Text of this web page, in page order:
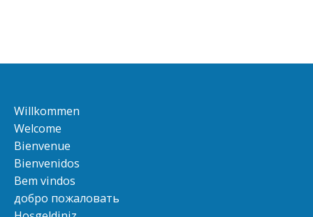
Willkommen
Welcome
Bienvenue
Bienvenidos
Bem vindos
добро пожаловать